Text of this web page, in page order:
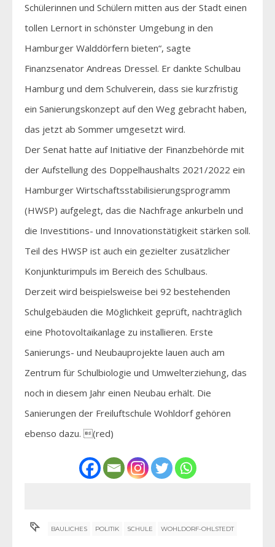
Schülerinnen und Schülern mitten aus der Stadt einen
tollen Lernort in schönster Umgebung in den
Hamburger Walddörfern bieten“, sagte
Finanzsenator Andreas Dressel. Er dankte Schulbau
Hamburg und dem Schulverein, dass sie kurzfristig
ein Sanierungskonzept auf den Weg gebracht haben,
das jetzt ab Sommer umgesetzt wird.
Der Senat hatte auf Initiative der Finanzbehörde mit
der Aufstellung des Doppelhaushalts 2021/2022 ein
Hamburger Wirtschaftsstabilisierungsprogramm
(HWSP) aufgelegt, das die Nachfrage ankurbeln und
die Investitions- und Innovationstätigkeit stärken soll.
Teil des HWSP ist auch ein gezielter zusätzlicher
Konjunkturimpuls im Bereich des Schulbaus.
Derzeit wird beispielsweise bei 92 bestehenden
Schulgebäuden die Möglichkeit geprüft, nachträglich
eine Photovoltaikanlage zu installieren. Erste
Sanierungs- und Neubauprojekte lauen auch am
Zentrum für Schulbiologie und Umwelterziehung, das
noch in diesem Jahr einen Neubau erhält. Die
Sanierungen der Freiluftschule Wohldorf gehören
ebenso dazu. (red)
BAULICHES POLITIK SCHULE WOHLDORF-OHLSTEDT